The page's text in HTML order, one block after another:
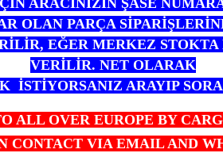
ARACINIZIN ŞASE
OLAN PARÇA
EĞER MERKEZ
VERİLİR. NET OLARAK
İSTİYORSANIZ ARAYIP
ALL OVER EUROPE BY
CONTACT VIA EMAIL AND